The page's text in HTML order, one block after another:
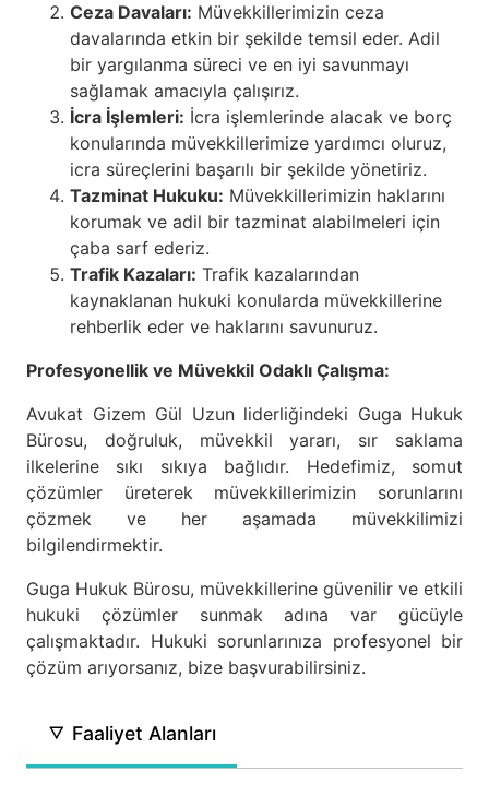
Ceza Davaları: Müvekkillerimizin ceza
davalarında etkin bir şekilde temsil eder. Adil
bir yargılanma süreci ve en iyi savunmayı
sağlamak amacıyla çalışırız.
İcra İşlemleri: İcra işlemlerinde alacak ve borç
konularında müvekkillerimize yardımcı oluruz,
icra süreçlerini başarılı bir şekilde yönetiriz.
Tazminat Hukuku: Müvekkillerimizin haklarını
korumak ve adil bir tazminat alabilmeleri için
çaba sarf ederiz.
Trafik Kazaları: Trafik kazalarından
kaynaklanan hukuki konularda müvekkillerine
rehberlik eder ve haklarını savunuruz.
Profesyonellik ve Müvekkil Odaklı Çalışma:
Avukat Gizem Gül Uzun liderliğindeki Guga Hukuk
Bürosu, doğruluk, müvekkil yararı, sır saklama
ilkelerine sıkı sıkıya bağlıdır. Hedefimiz, somut
çözümler üreterek müvekkillerimizin sorunlarını
çözmek ve her aşamada müvekkilimizi
bilgilendirmektir.
Guga Hukuk Bürosu, müvekkillerine güvenilir ve etkili
hukuki çözümler sunmak adına var gücüyle
çalışmaktadır. Hukuki sorunlarınıza profesyonel bir
çözüm arıyorsanız, bize başvurabilirsiniz.
Faaliyet Alanları